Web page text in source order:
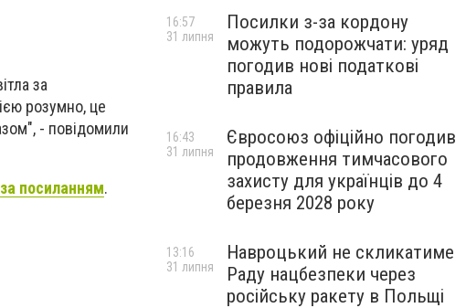
за
розумно, це
- повідомили
за посиланням.
Посилки з-за кордону
можуть подорожчати: уряд
погодив нові податкові
правила
16:57
31 липня
Євросоюз офіційно погодив
продовження тимчасового
захисту для українців до 4
березня 2028 року
16:43
31 липня
Навроцький не скликатиме
Раду нацбезпеки через
російську ракету в Польщі
13:16
31 липня